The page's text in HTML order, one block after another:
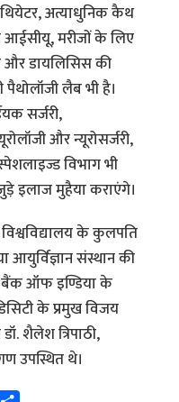
अत्याधुनिक कैथ
मरीजों के लिए
डायलिसिस की
लैब भी है।
सर्जरी,
और न्यूरोसर्जरी,
विभाग भी
इलाज मुहैया कराएंगे।
के कुलपति
आयुर्विज्ञान संस्थान की
बैंक ऑफ इण्डिया के
के प्रमुख विजय
शैलेश त्रिपाठी,
उपस्थित थे।